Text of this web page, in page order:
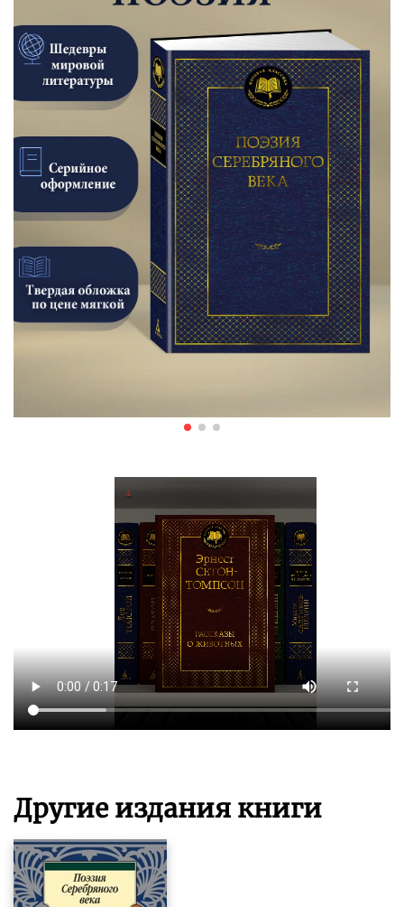
Другие издания книги